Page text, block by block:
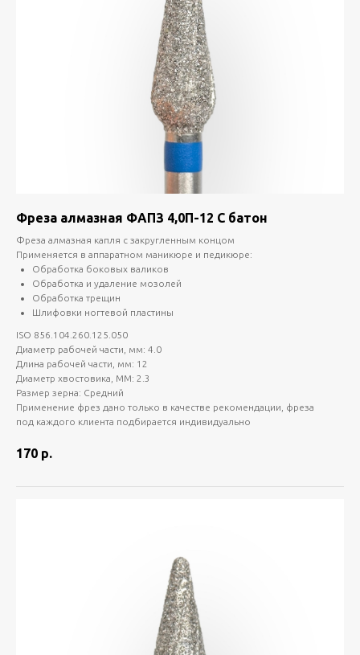
Фреза алмазная ФАПЗ 4,0П-12 С батон
Фреза алмазная капля с закругленным концом
Применяется в аппаратном маникюре и педикюре:
Обработка боковых валиков
Обработка и удаление мозолей
Обработка трещин
Шлифовки ногтевой пластины
ISO 856.104.260.125.050
Диаметр рабочей части, мм: 4.0
Длина рабочей части, мм: 12
Диаметр хвостовика, ММ: 2.3
Размер зерна: Средний
Применение фрез дано только в качестве рекомендации, фреза
под каждого клиента подбирается индивидуально
170 р.